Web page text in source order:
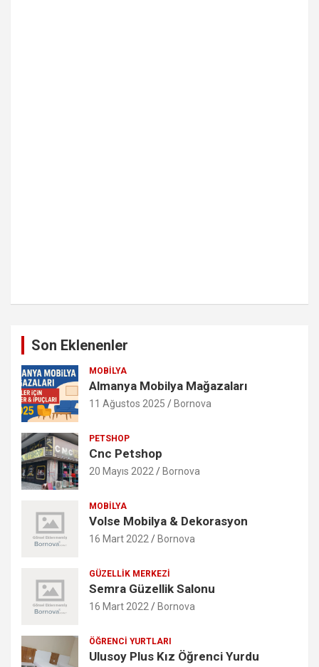
Son Eklenenler
MOBILYA
Almanya Mobilya Mağazaları
11 Ağustos 2025 Bornova
PETSHOP
Cnc Petshop
20 Mayıs 2022 Bornova
MOBILYA
Volse Mobilya & Dekorasyon
16 Mart 2022 Bornova
GÜZELLIK MERKEZI
Semra Güzellik Salonu
16 Mart 2022 Bornova
ÖĞRENCI YURTLARI
Ulusoy Plus Kız Öğrenci Yurdu